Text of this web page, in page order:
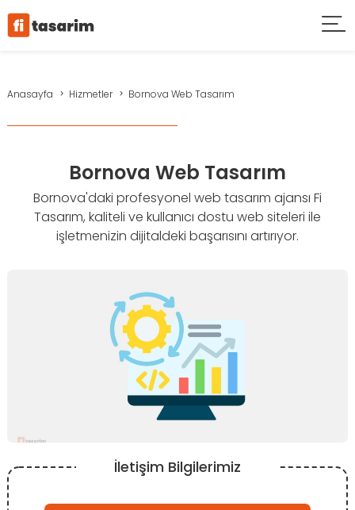
Anasayfa Hizmetler Bornova Web Tasarım
Bornova Web Tasarım
Bornova'daki profesyonel web tasarım ajansı Fi
Tasarım, kaliteli ve kullanıcı dostu web siteleri ile
işletmenizin dijitaldeki başarısını artırıyor.
İletişim Bilgilerimiz